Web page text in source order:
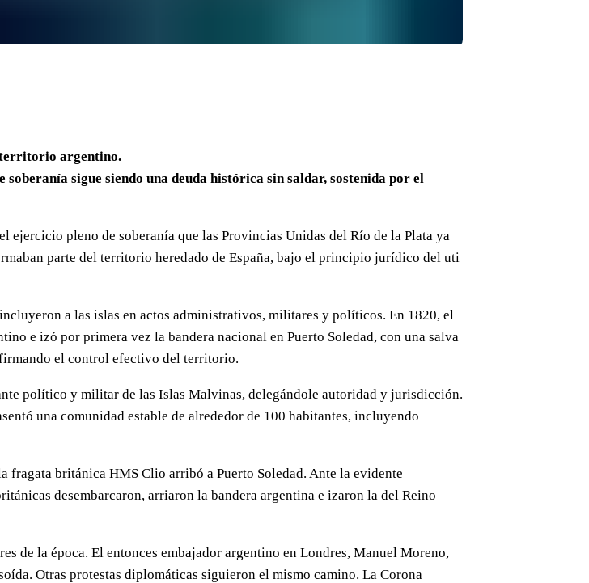
territorio argentino.
sigue siendo una deuda histórica sin saldar, sostenida por el
pleno de soberanía que las Provincias Unidas del Río de la Plata ya
parte del territorio heredado de España, bajo el principio jurídico del uti
a las islas en actos administrativos, militares y políticos. En 1820, el
e izó por primera vez la bandera nacional en Puerto Soledad, con una salva
el control efectivo del territorio.
político y militar de las Islas Malvinas, delegándole autoridad y jurisdicción.
una comunidad estable de alrededor de 100 habitantes, incluyendo
fragata británica HMS Clio arribó a Puerto Soledad. Ante la evidente
desembarcaron, arriaron la bandera argentina e izaron la del Reino
de la época. El entonces embajador argentino en Londres, Manuel Moreno,
Otras protestas diplomáticas siguieron el mismo camino. La Corona